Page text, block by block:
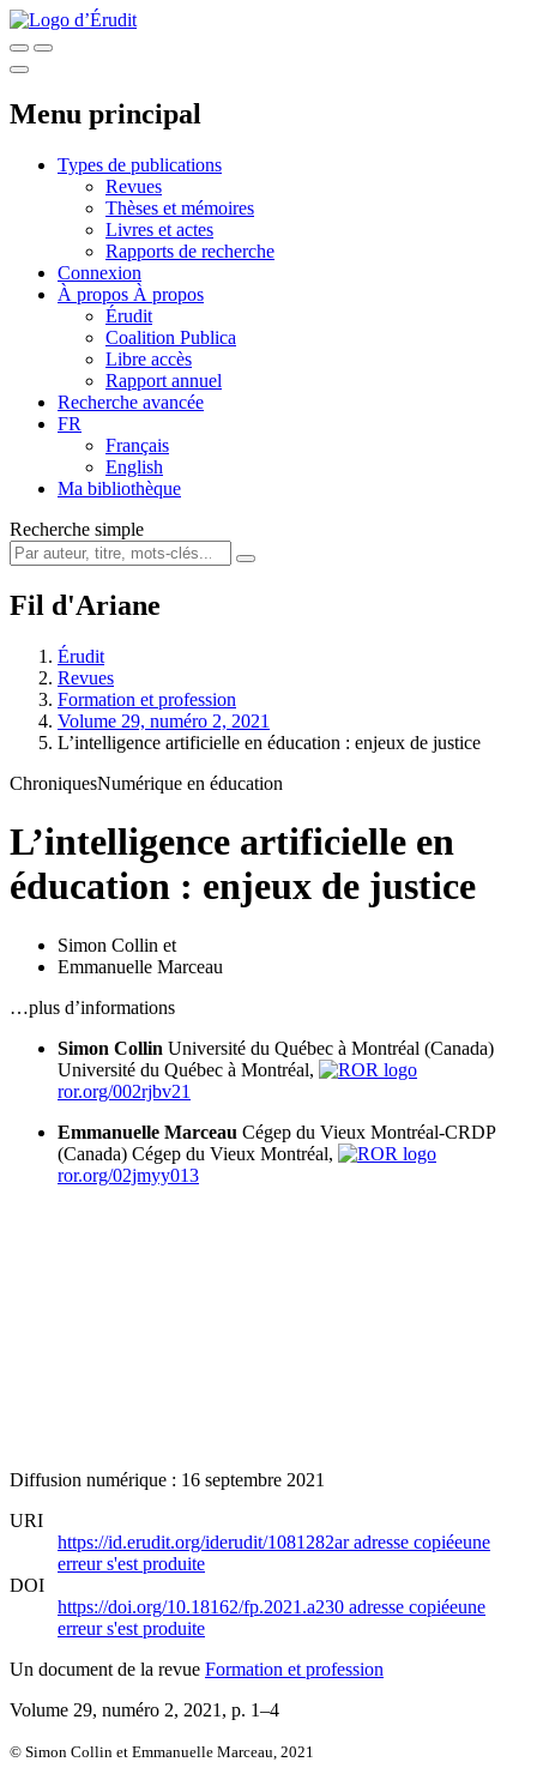
Menu principal
Types de publications
Revues
Thèses et mémoires
Livres et actes
Rapports de recherche
Connexion
À propos À propos
Érudit
Coalition Publica
Libre accès
Rapport annuel
Recherche avancée
FR
Français
English
Ma bibliothèque
Recherche simple
Fil d'Ariane
Érudit
Revues
Formation et profession
Volume 29, numéro 2, 2021
L’intelligence artificielle en éducation : enjeux de justice
ChroniquesNumérique en éducation
L’intelligence artificielle en
éducation : enjeux de justice
Simon Collin et
Emmanuelle Marceau
…plus d’informations
Simon Collin Université du Québec à Montréal (Canada)
Université du Québec à Montréal,
ror.org/002rjbv21
Emmanuelle Marceau Cégep du Vieux Montréal-CRDP
(Canada) Cégep du Vieux Montréal,
ror.org/02jmyy013
Diffusion numérique : 16 septembre 2021
URI
https://id.erudit.org/iderudit/1081282aradresse copiéeune
erreur s'est produite
DOI
https://doi.org/10.18162/fp.2021.a230 adresse copiéeune
erreur s'est produite
Un document de la revue Formation et profession
Volume 29, numéro 2, 2021 , p. 1–4
© Simon Collin et Emmanuelle Marceau, 2021